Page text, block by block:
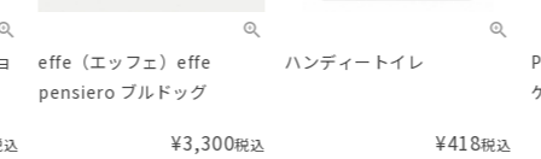
effe（エッフェ）effe
pensiero ブルドッグ
3,300税込
ハンディートイレ
418税込
ケ